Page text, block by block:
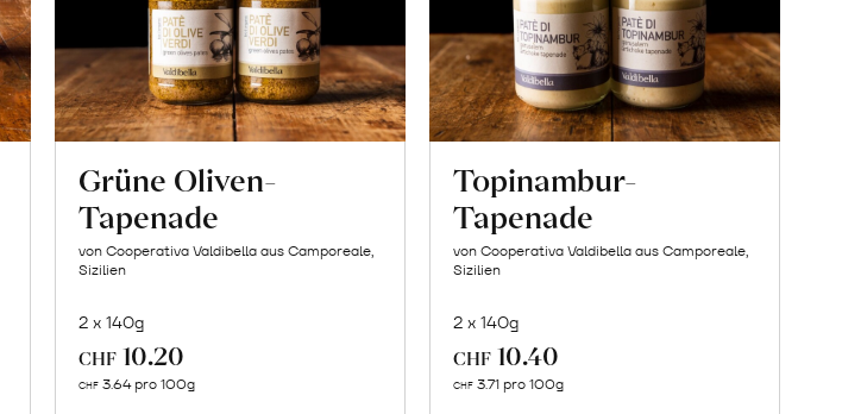
Grüne Oliven-
Tapenade
von Cooperativa Valdibella aus Camporeale,
Sizilien
2 x 140g
CHF 10.20
CHF 3.64 pro 100g
Topinambur-
Tapenade
von Cooperativa Valdibella aus Camporeale,
Sizilien
2 x 140g
CHF 10.40
CHF 3.71 pro 100g